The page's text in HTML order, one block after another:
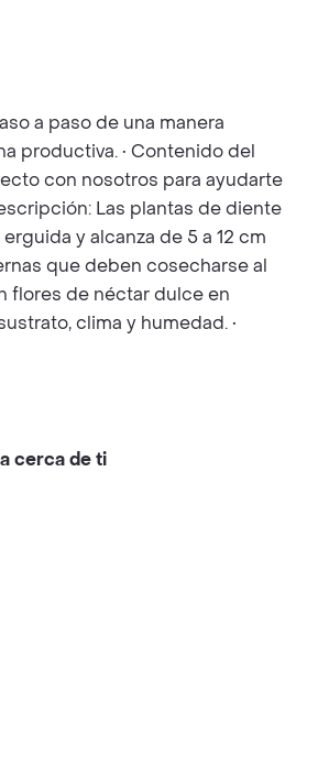
a paso de una manera
productiva. • Contenido del
con nosotros para ayudarte
Las plantas de diente
y alcanza de 5 a 12 cm
que deben cosecharse al
flores de néctar dulce en
clima y humedad. •
cerca de ti